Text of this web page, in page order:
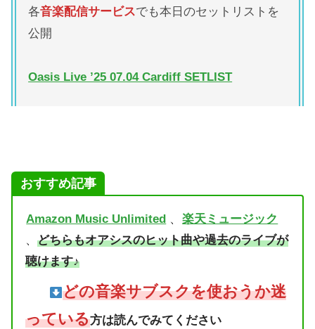
各音楽配信サービスでも本日のセットリストを
公開
Oasis Live ’25 07.04 Cardiff SETLIST
おすすめ記事
Amazon Music Unlimited 、 楽天ミュージック
、どちらもオアシスのヒット曲や過去のライブが
聴けます♪
どの音楽サブスクを使おうか迷
っている方は読んでみてください